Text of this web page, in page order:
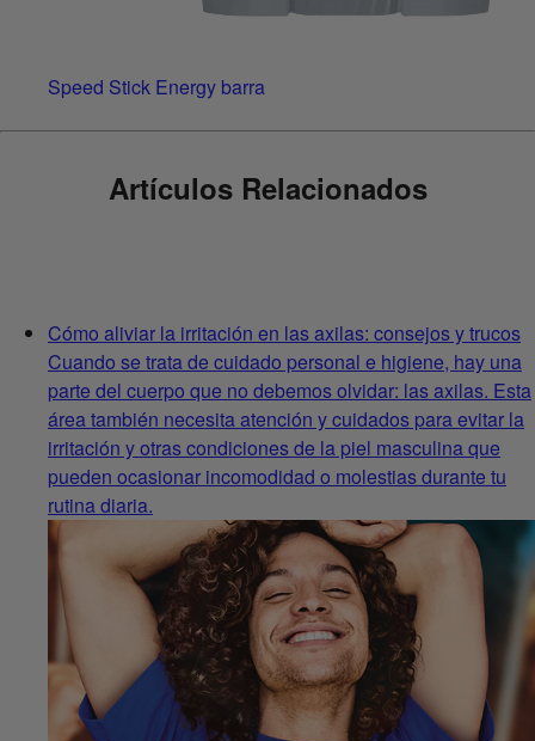
Speed Stick Energy barra
Artículos Relacionados
Cómo aliviar la irritación en las axilas: consejos y trucos
Cuando se trata de cuidado personal e higiene, hay una
parte del cuerpo que no debemos olvidar: las axilas. Esta
área también necesita atención y cuidados para evitar la
irritación y otras condiciones de la piel masculina que
pueden ocasionar incomodidad o molestias durante tu
rutina diaria.